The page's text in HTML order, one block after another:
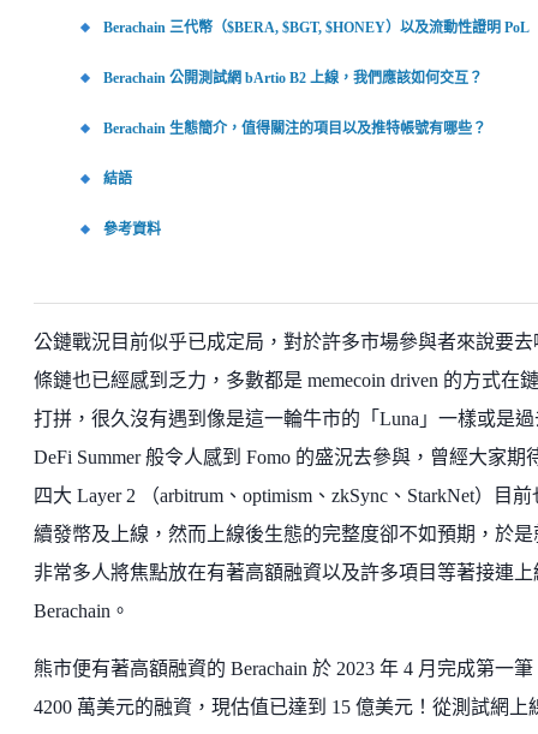
Berachain 三代幣（$BERA, $BGT, $HONEY）以及流動性證明 PoL
Berachain 公開測試網 bArtio B2 上線，我們應該如何交互？
Berachain 生態簡介，值得關注的項目以及推特帳號有哪些？
結語
參考資料
公鏈戰況目前似乎已成定局，對於許多市場參與者來說要去
條鏈也已經感到乏力，多數都是 memecoin driven 的方式在
打拼，很久沒有遇到像是這一輪牛市的「Luna」一樣或是過
DeFi Summer 般令人感到 Fomo 的盛況去參與，曾經大家期
四大 Layer 2 （arbitrum、optimism、zkSync、StarkNet）目
續發幣及上線，然而上線後生態的完整度卻不如預期，於是
非常多人將焦點放在有著高額融資以及許多項目等著接連上
Berachain。
熊市便有著高額融資的 Berachain 於 2023 年 4 月完成第一筆
4200 萬美元的融資，現估值已達到 15 億美元！從測試網上